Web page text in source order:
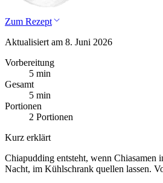
Zum Rezept
Aktualisiert am 8. Juni 2026
Vorbereitung
5 min
Gesamt
5 min
Portionen
2 Portionen
Kurz erklärt
Chiapudding entsteht, wenn Chiasamen
Nacht, im Kühlschrank quellen lassen.